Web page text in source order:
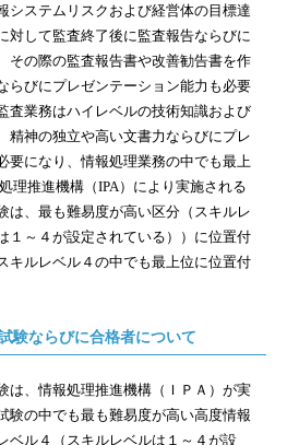
システムリスクおよび経営体の目標達
対して監査終了後に監査報告ならびに
その際の監査報告書や改善勧告書を作
らびにプレゼンテーション能力も必要
査業務はハイレベルの技術知識および
精神の独立や高い文書力ならびにプレ
要になり、情報処理業務の中でも最上
理推進機構（IPA）により実施される
は、最も難易度が高い区分（スキルレ
１～４が設定されている））に位置付
キルレベル４の中でも最上位に位置付
験ならびに合格者について
は、情報処理推進機構（ＩＰＡ）が実
験の中でも最も難易度が高い高度情報
ベル４（スキルレベルは１～４が設